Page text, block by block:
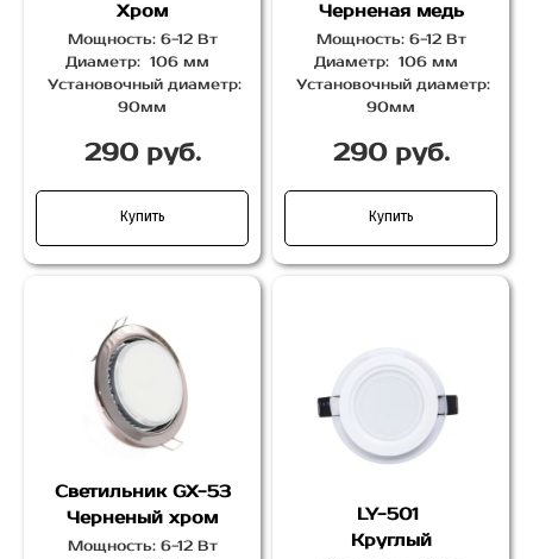
Хром
Мощность: 6-12 Вт
Диаметр: 106 мм
Установочный диаметр:
90мм
290 руб.
Купить
Черненая медь
Мощность: 6-12 Вт
Диаметр: 106 мм
Установочный диаметр:
90мм
290 руб.
Купить
Светильник GX-53
Черненый хром
Мощность: 6-12 Вт
LY-501
Круглый